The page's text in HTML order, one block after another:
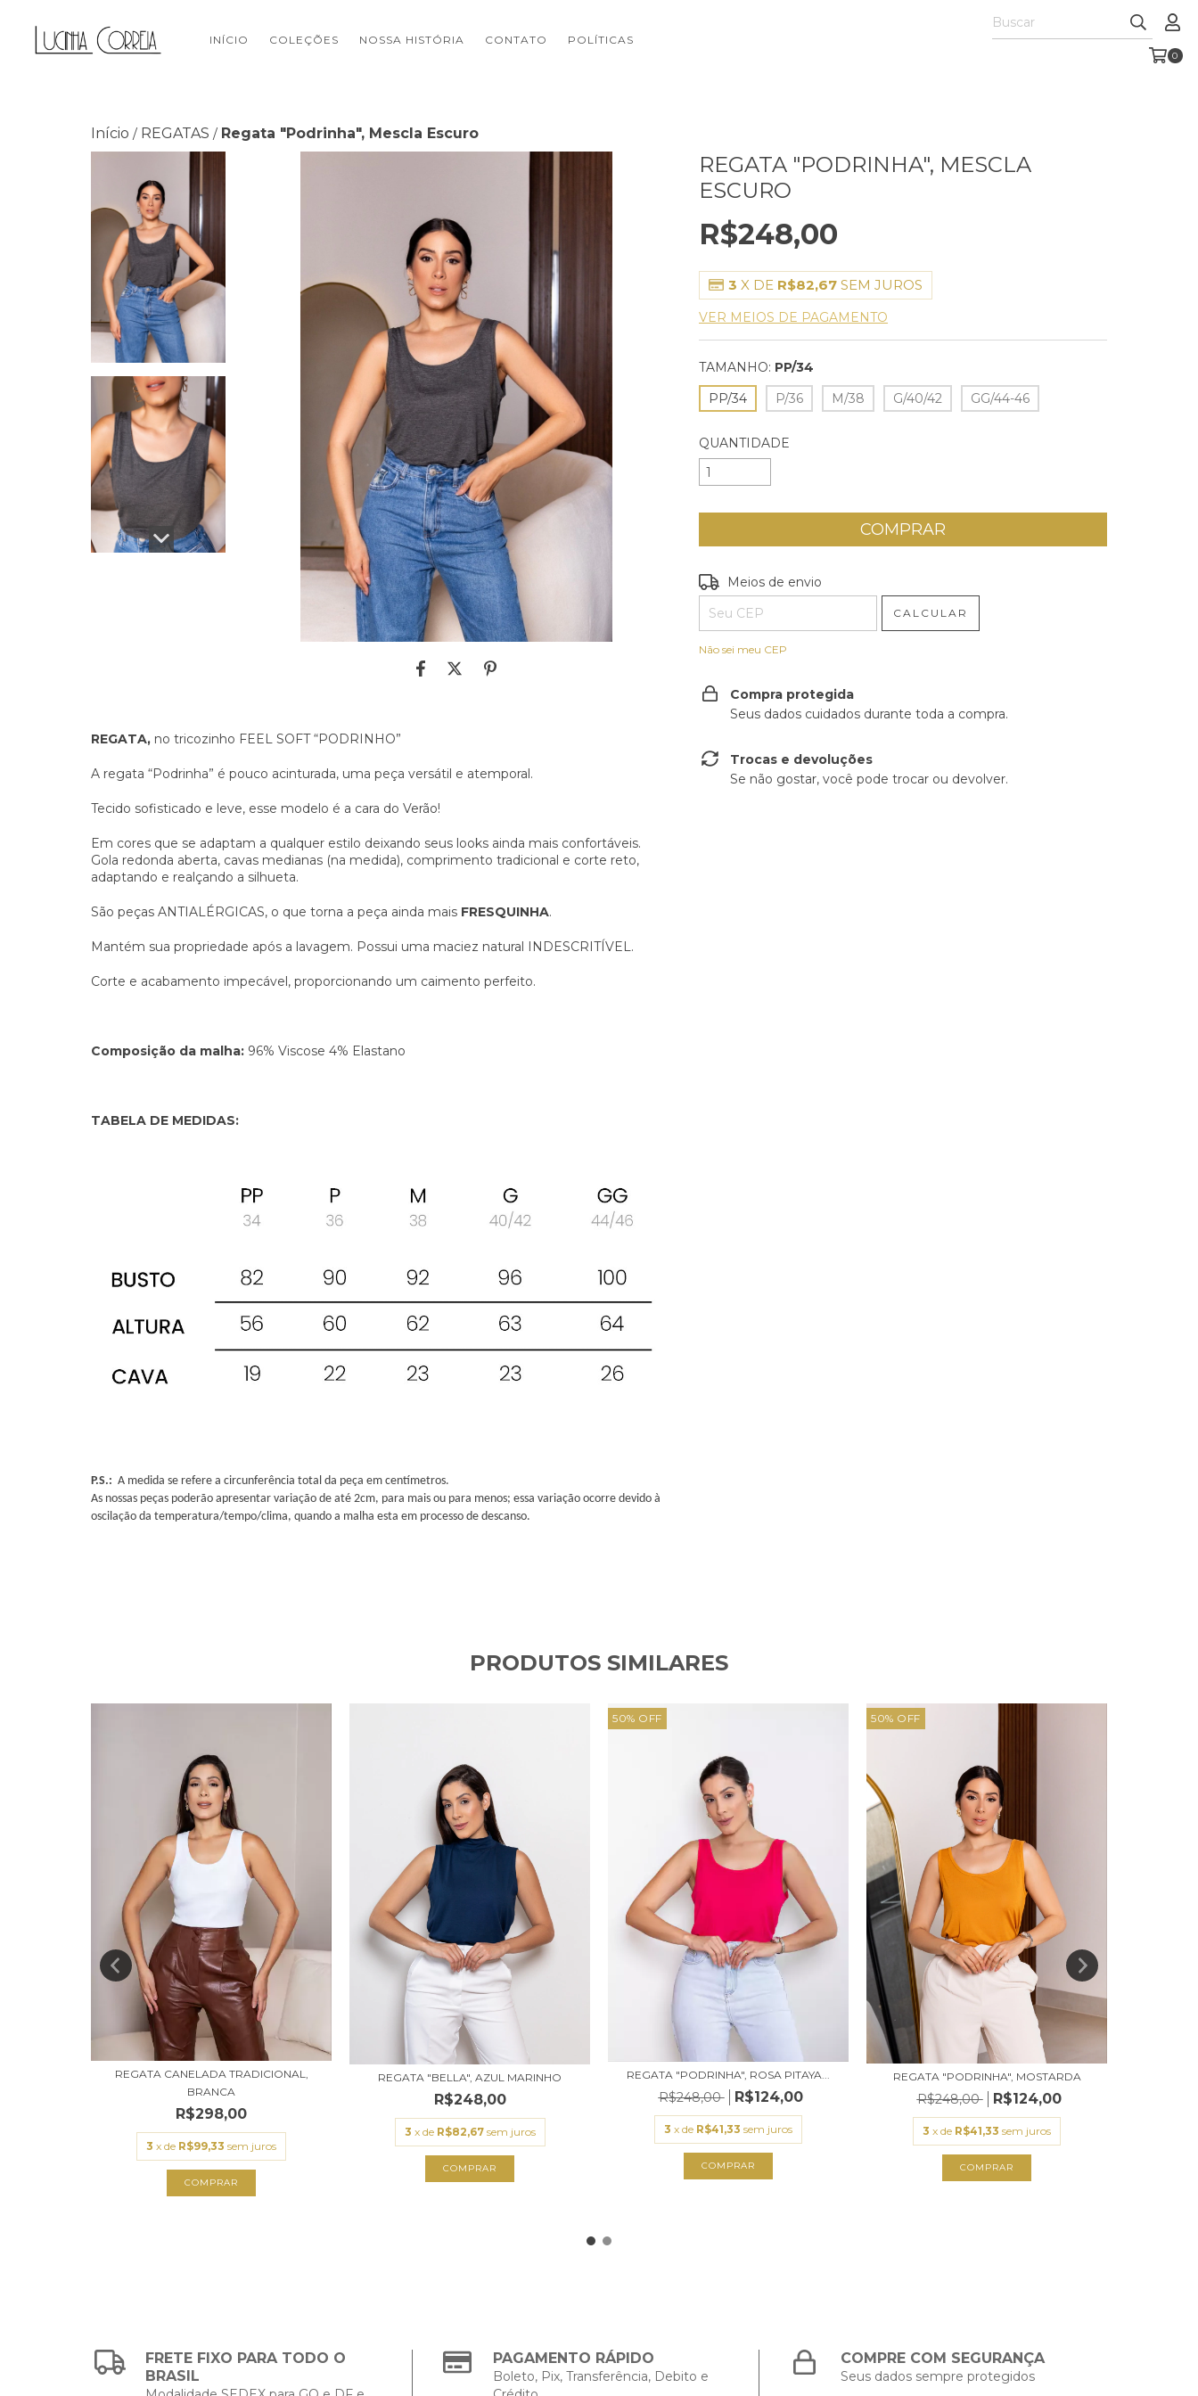
INÍCIO COLEÇÕES NOSSA HISTÓRIA CONTATO POLÍTICAS
0
Início / REGATAS / Regata "Podrinha", Mescla Escuro
REGATA, no tricozinho FEEL SOFT “PODRINHO”
A regata “Podrinha” é pouco acinturada, uma peça versátil e atemporal.
Tecido sofisticado e leve, esse modelo é a cara do Verão!
Em cores que se adaptam a qualquer estilo deixando seus looks ainda mais confortáveis.
Gola redonda aberta, cavas medianas (na medida), comprimento tradicional e corte reto,
adaptando e realçando a silhueta.
São peças ANTIALÉRGICAS, o que torna a peça ainda mais FRESQUINHA.
Mantém sua propriedade após a lavagem. Possui uma maciez natural INDESCRITÍVEL.
Corte e acabamento impecável, proporcionando um caimento perfeito.
Composição da malha: 96% Viscose 4% Elastano
TABELA DE MEDIDAS:
P.S.: A medida se refere a circunferência total da peça em centímetros.
As nossas peças poderão apresentar variação de até 2cm, para mais ou para menos; essa variação ocorre devido à
oscilação da temperatura/tempo/clima, quando a malha esta em processo de descanso.
REGATA "PODRINHA", MESCLA
ESCURO
R$248,00
3 X DE R$82,67 SEM JUROS
VER MEIOS DE PAGAMENTO
TAMANHO: PP/34
PP/34
P/36 M/38 G/40/42 GG/44-46
QUANTIDADE
Entregas para o CEP:
Meios de envio
CALCULAR
Não sei meu CEP
Compra protegida
Seus dados cuidados durante toda a compra.
Trocas e devoluções
Se não gostar, você pode trocar ou devolver.
PRODUTOS SIMILARES
REGATA CANELADA TRADICIONAL,
BRANCA
R$298,00
3 x de R$99,33 sem juros
COMPRAR
REGATA "BELLA", AZUL MARINHO
R$248,00
3 x de R$82,67 sem juros
COMPRAR
50% OFF
REGATA "PODRINHA", ROSA PITAYA...
R$248,00 R$124,00
3 x de R$41,33 sem juros
COMPRAR
50% OFF
REGATA "PODRINHA", MOSTARDA
R$248,00 R$124,00
3 x de R$41,33 sem juros
COMPRAR
FRETE FIXO PARA TODO O
BRASIL
PAGAMENTO RÁPIDO
Boleto, Pix, Transferência, Debito e
COMPRE COM SEGURANÇA
Seus dados sempre protegidos